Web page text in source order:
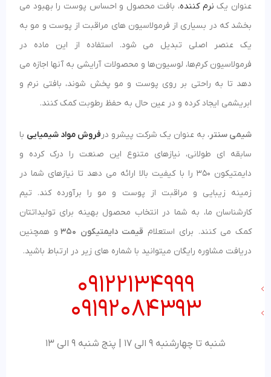
عنوان یک نرم کننده، بافت محصول و احساس پوست را بهبود می
بخشد که در بسیاری از فرمولاسیون های مراقبت از پوست و مو به
یک عنصر اصلی تبدیل می شود. استفاده از این ماده در
فرمولاسیون کرم‌ها، لوسیون‌ها و محصولات آرایشی به آنها اجازه می‌
دهد تا به راحتی بر روی پوست و مو پخش شوند، بافتی نرم و
ابریشمی ایجاد کرده و در عین حال به حفظ رطوبت کمک کنند.
شیمی سنتر، به عنوان یک شرکت پیشرو درفروش مواد شیمیایی با
سابقه ای طولانی، نیازهای متنوع این صنعت را درک کرده و
دایمتیکون 350 را با کیفیت بالا ارائه می دهد تا نیازهای شما در
زمینه زیبایی و مراقبت از پوست و مو را برآورده کند. تیم
کارشناسان ما، به شما در انتخاب محصول بهینه برای تولیداتتان
کمک می کنند. برای استعلام قیمت دایمتیکون 350
و همچنین
دریافت مشاوره رایگان میتوانید با شماره های زیر در ارتباط باشید.
09122134999
09192084393
شنبه تا چهارشنبه 9 الی 17 | پنج شنبه 9 الی 13